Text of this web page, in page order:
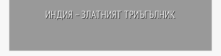
ИНДИЯ – ЗЛАТНИЯТ ТРИЪГЪЛНИК